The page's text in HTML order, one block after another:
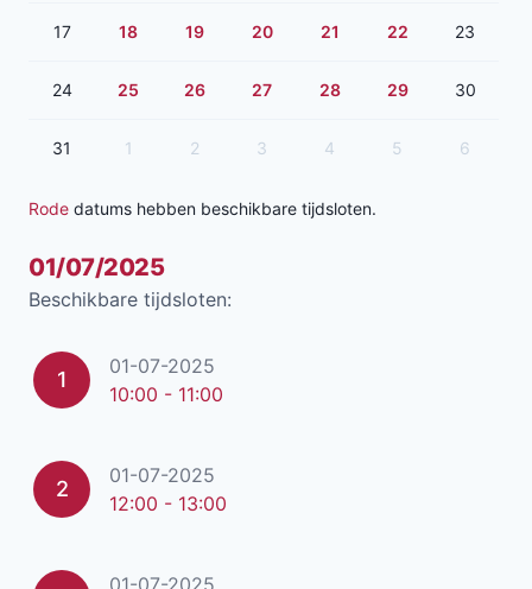
17 18 19 20 21 22 23
24 25 26 27 28 29 30
31 1 2 3 4 5 6
Rode datums hebben beschikbare tijdsloten.
01/07/2025
Beschikbare tijdsloten:
1
01-07-2025
10:00 - 11:00
2
01-07-2025
12:00 - 13:00
01-07-2025